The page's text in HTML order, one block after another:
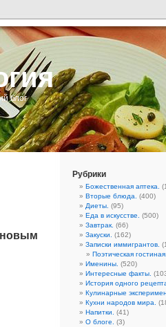
блог
Рубрики
Божественная аптека.
Вторые блюда.
(400)
Диеты. (95)
Еда в искусстве.
(500)
Завтрак. (66)
Закуски.
(162)
Записки иммигрантов.
Поэтическая гостиная.
Именины. (520)
Интересные факты.
История одного
Кулинарные
Кухни народов мира.
Напитки.
(41)
О блоге.
(3)